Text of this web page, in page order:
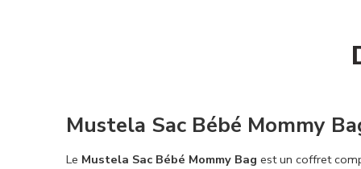
Mustela Sac Bébé Mommy
Le Mustela Sac Bébé Mommy Bag est un coffret